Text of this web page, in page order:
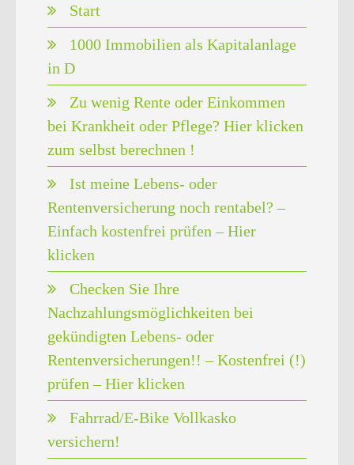
Start
1000 Immobilien als Kapitalanlage
in D
Zu wenig Rente oder Einkommen
bei Krankheit oder Pflege? Hier klicken
zum selbst berechnen !
Ist meine Lebens- oder
Rentenversicherung noch rentabel? –
Einfach kostenfrei prüfen – Hier
klicken
Checken Sie Ihre
Nachzahlungsmöglichkeiten bei
gekündigten Lebens- oder
Rentenversicherungen!! – Kostenfrei (!)
prüfen – Hier klicken
Fahrrad/E-Bike Vollkasko
versichern!